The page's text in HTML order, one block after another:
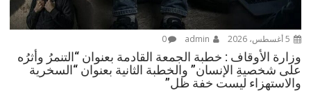
0
وزارة الأوقاف : خطبة الجمعة القادمة بعنوان “التنمرُ وأثرُه
على شخصيةِ الإنسان” والخطبة الثانية بعنوان “السخرية
والاستهزاء ليست خفة ظل”